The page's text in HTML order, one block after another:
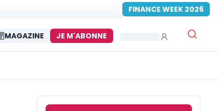
FINANCE WEEK 2026
MAGAZINE JE M'ABONNE